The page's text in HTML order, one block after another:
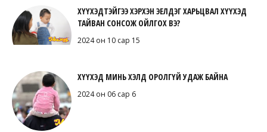
ХҮҮХЭДТЭЙГЭЭ ХЭРХЭН ЭЕЛДЭГ ХАРЬЦВАЛ ХҮҮХЭД
ТАЙВАН СОНСОЖ ОЙЛГОХ ВЭ?
2024 он 10 сар 15
ХҮҮХЭД МИНЬ ХЭЛД ОРОЛГҮЙ УДАЖ БАЙНА
2024 он 06 сар 6